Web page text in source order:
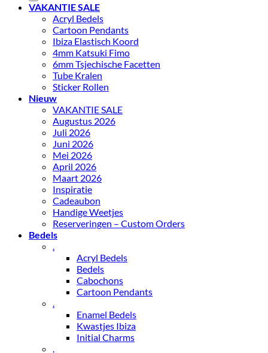
VAKANTIE SALE
Acryl Bedels
Cartoon Pendants
Ibiza Elastisch Koord
4mm Katsuki Fimo
6mm Tsjechische Facetten
Tube Kralen
Sticker Rollen
Nieuw
VAKANTIE SALE
Augustus 2026
Juli 2026
Juni 2026
Mei 2026
April 2026
Maart 2026
Inspiratie
Cadeaubon
Handige Weetjes
Reserveringen – Custom Orders
Bedels
Acryl Bedels
Bedels
Cabochons
Cartoon Pendants
Enamel Bedels
Kwastjes Ibiza
Initial Charms